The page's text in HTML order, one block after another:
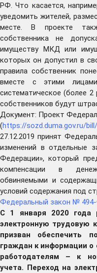
РФ. Что касается,
уведомить жителей,
месте. В проекте
собственника не
имуществу МКД или
которых он допустил в
правила собственник
вместе с этими
систематическое (более
собственников будут
Документ: Проект
(https://sozd.duma.gov.ru/
27.12.2019 принят
изменений в отдельные
Федерации», который
компенсации в
обвиняемыми и
условий содержания под
Федеральный закон №
С 1 января 2020 года
электронную трудовую
призван обеспечить
граждан к информации о
работодателям – к
учета. Переход на